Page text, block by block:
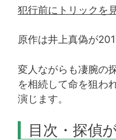
犯行前にトリックを
原作は井上真偽が
変人ながらも凄腕の
を相続して命を狙わ
演じます。
目次・探偵